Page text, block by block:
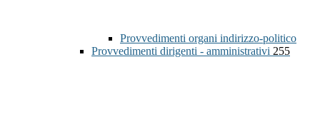
Provvedimenti organi indirizzo-politico
Provvedimenti dirigenti - amministrativi 255